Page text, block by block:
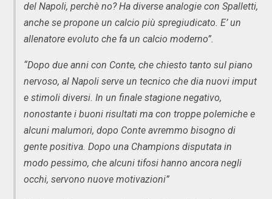
del Napoli, perchè no? Ha diverse analogie con Spalletti,
anche se propone un calcio più spregiudicato. E’ un
allenatore evoluto che fa un calcio moderno”.
“Dopo due anni con Conte, che chiesto tanto sul piano
nervoso, al Napoli serve un tecnico che dia nuovi imput
e stimoli diversi. In un finale stagione negativo,
nonostante i buoni risultati ma con troppe polemiche e
alcuni malumori, dopo Conte avremmo bisogno di
gente positiva. Dopo una Champions disputata in
modo pessimo, che alcuni tifosi hanno ancora negli
occhi, servono nuove motivazioni”